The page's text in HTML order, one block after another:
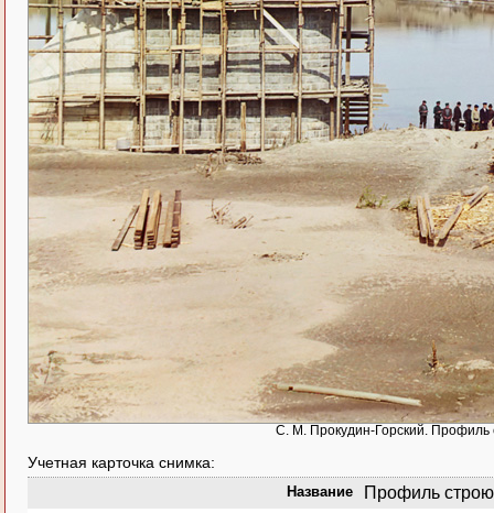
С. М. Прокудин-Горский. Профиль
Учетная карточка снимка:
Название Профиль